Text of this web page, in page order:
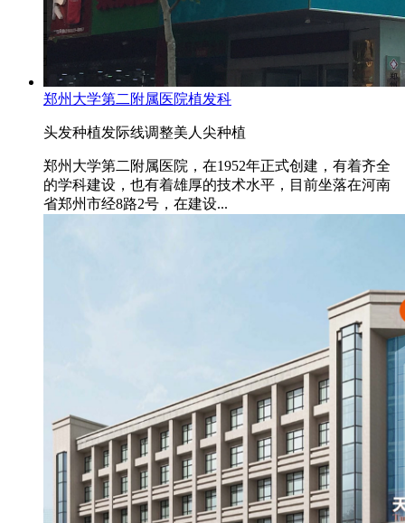
郑州大学第二附属医院植发科
头发种植发际线调整美人尖种植
郑州大学第二附属医院，在1952年正式创建，有着齐全
的学科建设，也有着雄厚的技术水平，目前坐落在河南
省郑州市经8路2号，在建设...